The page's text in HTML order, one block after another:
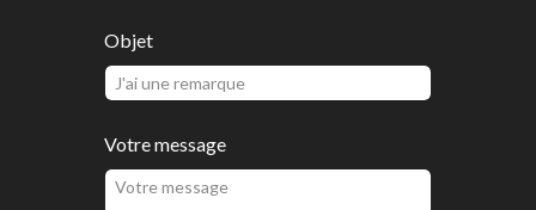
Objet
Votre message